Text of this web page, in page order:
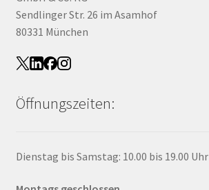
Sendlinger Str. 26 im Asamhof
80331 München
Öffnungszeiten:
Dienstag bis Samstag: 10.00 bis 19.00 Uhr